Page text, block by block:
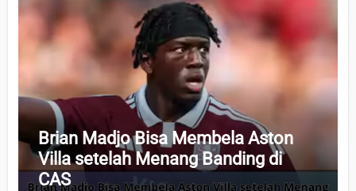
Brian Madjo Bisa Membela Aston
Villa setelah Menang Banding di
CAS